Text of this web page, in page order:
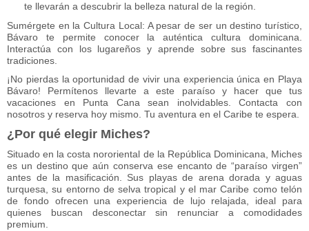
te llevarán a descubrir la belleza natural de la región.
Sumérgete en la Cultura Local: A pesar de ser un destino turístico,
Bávaro te permite conocer la auténtica cultura dominicana.
Interactúa con los lugareños y aprende sobre sus fascinantes
tradiciones.
¡No pierdas la oportunidad de vivir una experiencia única en Playa
Bávaro! Permítenos llevarte a este paraíso y hacer que tus
vacaciones en Punta Cana sean inolvidables. Contacta con
nosotros y reserva hoy mismo. Tu aventura en el Caribe te espera.
¿Por qué elegir Miches?
Situado en la costa nororiental de la República Dominicana, Miches
es un destino que aún conserva ese encanto de “paraíso virgen”
antes de la masificación. Sus playas de arena dorada y aguas
turquesa, su entorno de selva tropical y el mar Caribe como telón
de fondo ofrecen una experiencia de lujo relajada, ideal para
quienes buscan desconectar sin renunciar a comodidades
premium.